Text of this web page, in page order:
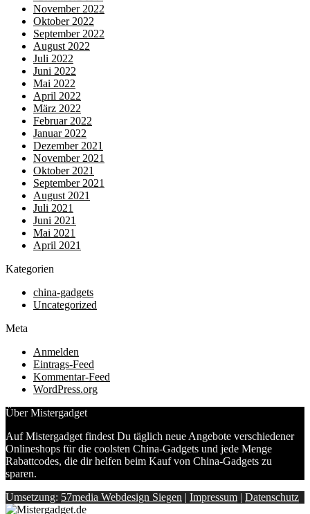
November 2022
Oktober 2022
September 2022
August 2022
Juli 2022
Juni 2022
Mai 2022
April 2022
März 2022
Februar 2022
Januar 2022
Dezember 2021
November 2021
Oktober 2021
September 2021
August 2021
Juli 2021
Juni 2021
Mai 2021
April 2021
Kategorien
china-gadgets
Uncategorized
Meta
Anmelden
Eintrags-Feed
Kommentar-Feed
WordPress.org
Über Mistergadget
Auf Mistergadget findest Du täglich neue Angebote verschiedener
Onlineshops für die coolsten China-Gadgets und jede Menge
Rabattcodes, die dir helfen beim Kauf von China-Gadgets zu
sparen.
Umsetzung: 57media Webdesign Siegen | Impressum | Datenschutz